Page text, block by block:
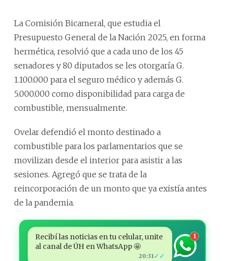
La Comisión Bicameral, que estudia el
Presupuesto General de la Nación 2025, en forma
hermética, resolvió que a cada uno de los 45
senadores y 80 diputados se les otorgaría G.
1.100.000 para el seguro médico y además G.
5.000.000 como disponibilidad para carga de
combustible, mensualmente.
Ovelar defendió el monto destinado a
combustible para los parlamentarios que se
movilizan desde el interior para asistir a las
sesiones. Agregó que se trata de la
reincorporación de un monto que ya existía antes
de la pandemia.
Recibí las noticias en tu celular, unite
al canal de ÚH en WhatsApp 🤩
20:31 ✓✓
1